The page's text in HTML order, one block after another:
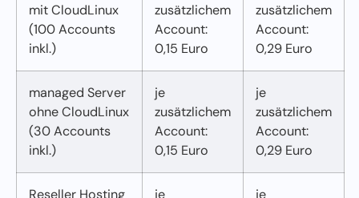
mit CloudLinux
(100 Accounts
inkl.)
zusätzlichem
Account:
0,15 Euro
zusätzlichem
Account:
0,29 Euro
managed Server
ohne CloudLinux
(30 Accounts
inkl.)
je
zusätzlichem
Account:
0,15 Euro
je
zusätzlichem
Account:
0,29 Euro
Reseller Hosting
je
je